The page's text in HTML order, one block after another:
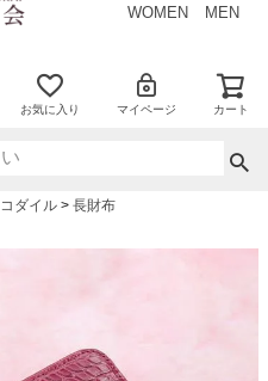
WOMEN MEN
お気に入り マイページ カート
ダイル 長財布